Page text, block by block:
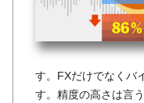
す。FXだけでなくバ
す。精度の高さは言